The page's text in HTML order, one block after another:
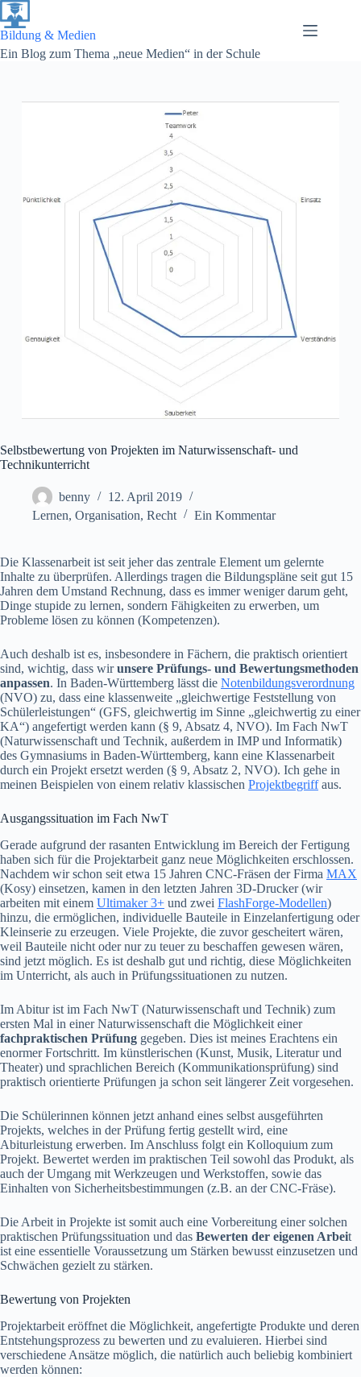
Zum
Inhalt
springen
Bildung & Medien
Ein Blog zum Thema „neue Medien“ in der Schule
Selbstbewertung von Projekten im Naturwissenschaft- und
Technikunterricht
benny
12. April 2019
Lernen, Organisation, Recht Ein Kommentar
Die Klassenarbeit ist seit jeher das zentrale Element um gelernte
Inhalte zu überprüfen. Allerdings tragen die Bildungspläne seit gut 15
Jahren dem Umstand Rechnung, dass es immer weniger darum geht,
Dinge stupide zu lernen, sondern Fähigkeiten zu erwerben, um
Probleme lösen zu können (Kompetenzen).
Auch deshalb ist es, insbesondere in Fächern, die praktisch orientiert
sind, wichtig, dass wirunsere Prüfungs- und Bewertungsmethoden
anpassen. In Baden-Württemberg lässt die Notenbildungsverordnung
(NVO) zu, dass eine klassenweite „gleichwertige Feststellung von
Schülerleistungen“ (GFS, gleichwertig im Sinne „gleichwertig zu einer
KA“) angefertigt werden kann (§ 9, Absatz 4, NVO). Im Fach NwT
(Naturwissenschaft und Technik, außerdem in IMP und Informatik)
des Gymnasiums in Baden-Württemberg, kann eine Klassenarbeit
durch ein Projekt ersetzt werden (§ 9, Absatz 2, NVO). Ich gehe in
meinen Beispielen von einem relativ klassischen Projektbegriffaus.
Ausgangssituation im Fach NwT
Gerade aufgrund der rasanten Entwicklung im Bereich der Fertigung
haben sich für die Projektarbeit ganz neue Möglichkeiten erschlossen.
Nachdem wir schon seit etwa 15 Jahren CNC-Fräsen der Firma MAX
(Kosy) einsetzen, kamen in den letzten Jahren 3D-Drucker (wir
arbeiten mit einem Ultimaker 3+ und zwei FlashForge-Modellen)
hinzu, die ermöglichen, individuelle Bauteile in Einzelanfertigung oder
Kleinserie zu erzeugen. Viele Projekte, die zuvor gescheitert wären,
weil Bauteile nicht oder nur zu teuer zu beschaffen gewesen wären,
sind jetzt möglich. Es ist deshalb gut und richtig, diese Möglichkeiten
im Unterricht, als auch in Prüfungssituationen zu nutzen.
Im Abitur ist im Fach NwT (Naturwissenschaft und Technik) zum
ersten Mal in einer Naturwissenschaft die Möglichkeit einer
fachpraktischen Prüfung gegeben. Dies ist meines Erachtens ein
enormer Fortschritt. Im künstlerischen (Kunst, Musik, Literatur und
Theater) und sprachlichen Bereich (Kommunikationsprüfung) sind
praktisch orientierte Prüfungen ja schon seit längerer Zeit vorgesehen.
Die Schülerinnen können jetzt anhand eines selbst ausgeführten
Projekts, welches in der Prüfung fertig gestellt wird, eine
Abiturleistung erwerben. Im Anschluss folgt ein Kolloquium zum
Projekt. Bewertet werden im praktischen Teil sowohl das Produkt, als
auch der Umgang mit Werkzeugen und Werkstoffen, sowie das
Einhalten von Sicherheitsbestimmungen (z.B. an der CNC-Fräse).
Die Arbeit in Projekte ist somit auch eine Vorbereitung einer solchen
praktischen Prüfungssituation und das Bewerten der eigenen Arbeit
ist eine essentielle Voraussetzung um Stärken bewusst einzusetzen und
Schwächen gezielt zu stärken.
Bewertung von Projekten
Projektarbeit eröffnet die Möglichkeit, angefertigte Produkte und deren
Entstehungsprozess zu bewerten und zu evaluieren. Hierbei sind
verschiedene Ansätze möglich, die natürlich auch beliebig kombiniert
werden können: